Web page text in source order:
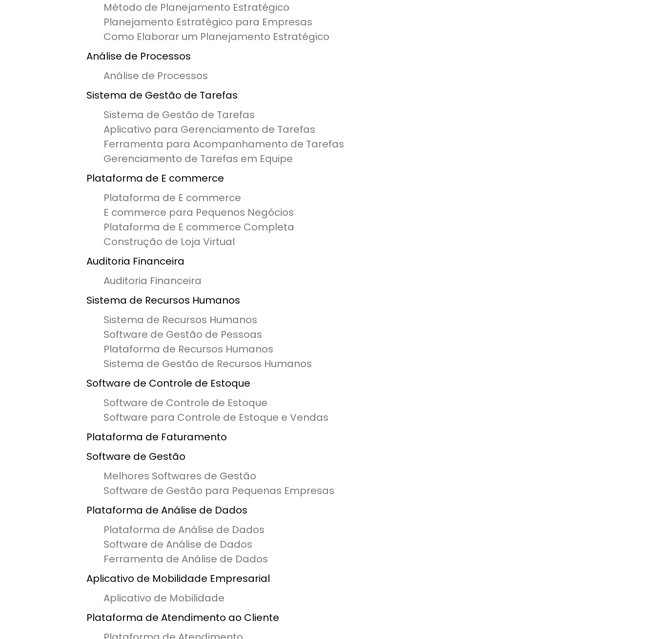
Método de Planejamento Estratégico
Planejamento Estratégico para Empresas
Como Elaborar um Planejamento Estratégico
Análise de Processos
Análise de Processos
Sistema de Gestão de Tarefas
Sistema de Gestão de Tarefas
Aplicativo para Gerenciamento de Tarefas
Ferramenta para Acompanhamento de Tarefas
Gerenciamento de Tarefas em Equipe
Plataforma de E commerce
Plataforma de E commerce
E commerce para Pequenos Negócios
Plataforma de E commerce Completa
Construção de Loja Virtual
Auditoria Financeira
Auditoria Financeira
Sistema de Recursos Humanos
Sistema de Recursos Humanos
Software de Gestão de Pessoas
Plataforma de Recursos Humanos
Sistema de Gestão de Recursos Humanos
Software de Controle de Estoque
Software de Controle de Estoque
Software para Controle de Estoque e Vendas
Plataforma de Faturamento
Software de Gestão
Melhores Softwares de Gestão
Software de Gestão para Pequenas Empresas
Plataforma de Análise de Dados
Plataforma de Análise de Dados
Software de Análise de Dados
Ferramenta de Análise de Dados
Aplicativo de Mobilidade Empresarial
Aplicativo de Mobilidade
Plataforma de Atendimento ao Cliente